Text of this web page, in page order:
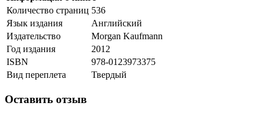
Количество страниц 536
Язык издания
Английский
Издательство
Morgan Kaufmann
Год издания
2012
ISBN
978-0123973375
Вид переплета
Твердый
Оставить отзыв